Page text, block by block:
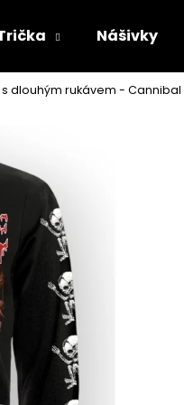
Nášivky
s dlouhým rukávem -
Co potřebujete
Doporučujeme
TRIČKO - MAYHEM - DAWN